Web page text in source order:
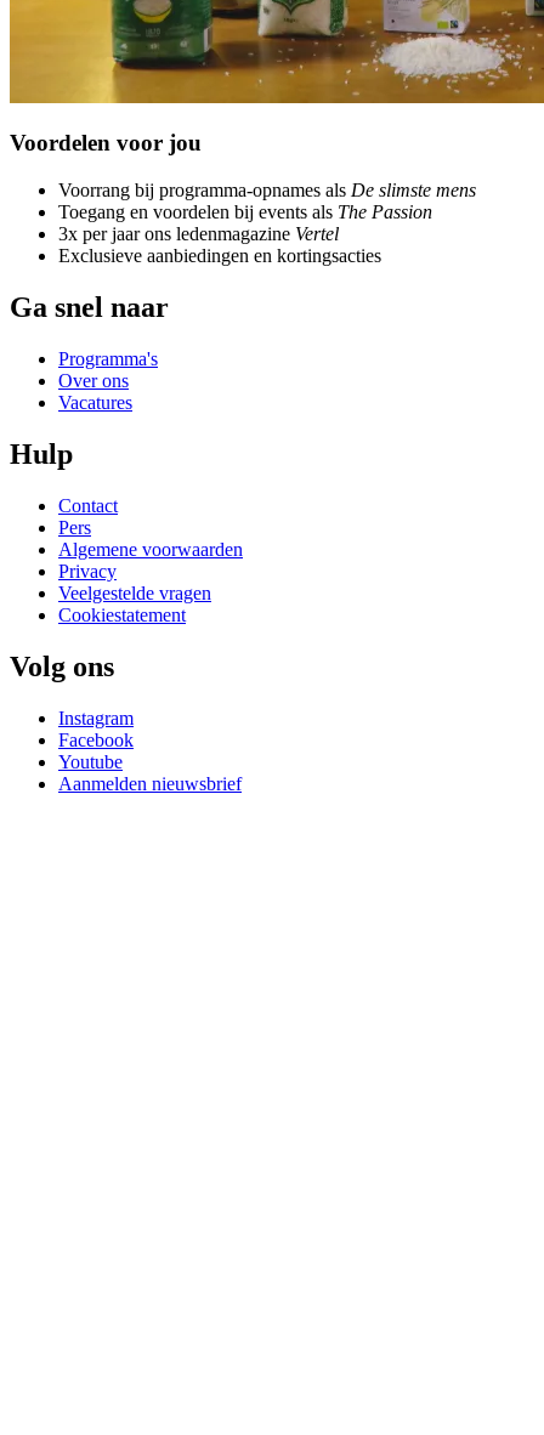
Voordelen voor jou
Voorrang bij programma-opnames als De slimste mens
Toegang en voordelen bij events als The Passion
3x per jaar ons ledenmagazine Vertel
Exclusieve aanbiedingen en kortingsacties
Ga snel naar
Programma's
Over ons
Vacatures
Hulp
Contact
Pers
Algemene voorwaarden
Privacy
Veelgestelde vragen
Cookiestatement
Volg ons
Instagram
Facebook
Youtube
Aanmelden nieuwsbrief